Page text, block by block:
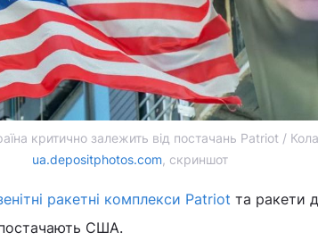
критично залежить від постачань Patriot /
ua.depositphotos.com, скриншот
ракетні комплекси Patriot та ракети
США.